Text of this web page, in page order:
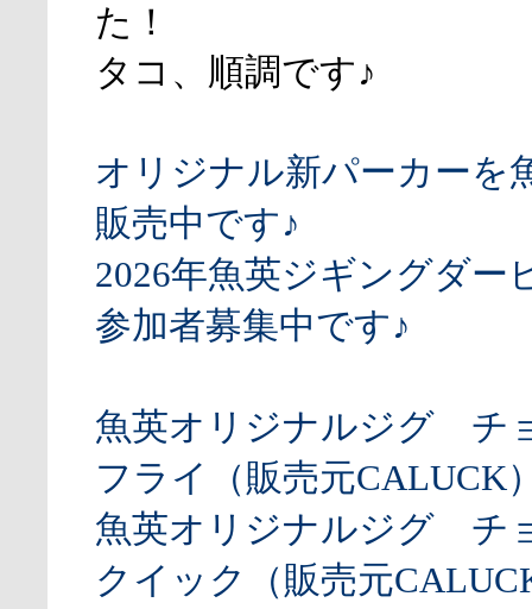
た！
タコ、順調です♪
オリジナル新パーカーを
販売中です♪
2026年魚英ジギングダー
参加者募集中です♪
魚英オリジナルジグ チ
フライ（販売元CALUCK
魚英オリジナルジグ チ
クイック（販売元